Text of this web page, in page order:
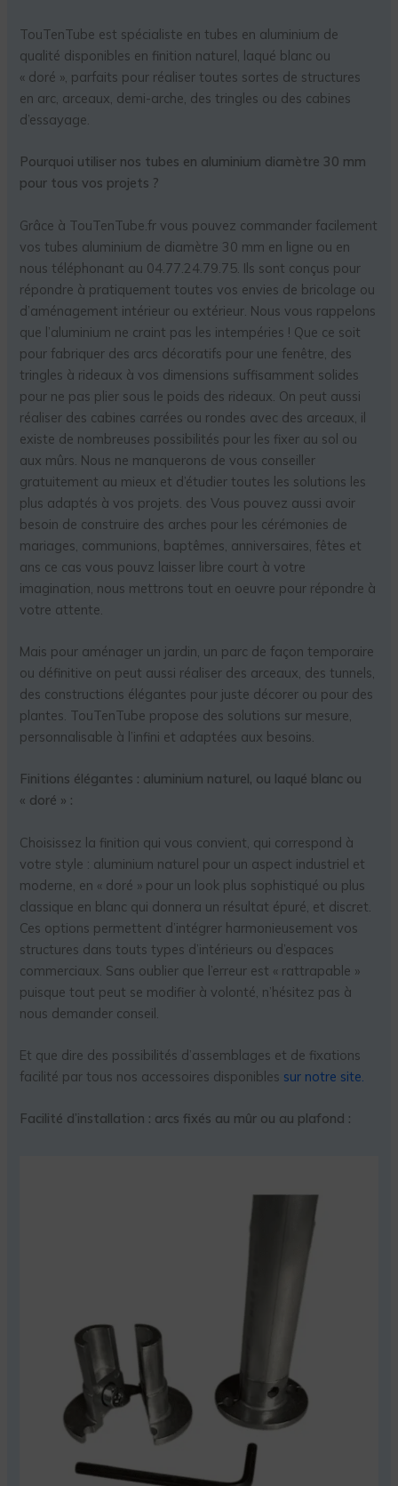
TouTenTube est spécialiste en tubes en aluminium de
qualité disponibles en finition naturel, laqué blanc ou
« doré », parfaits pour réaliser toutes sortes de structures
en arc, arceaux, demi-arche, des tringles ou des cabines
d’essayage.
Pourquoi utiliser nos tubes en aluminium diamètre 30 mm
pour tous vos projets ?
Grâce à TouTenTube.fr vous pouvez commander facilement
vos tubes aluminium de diamètre 30 mm en ligne ou en
nous téléphonant au 04.77.24.79.75. Ils sont conçus pour
répondre à pratiquement toutes vos envies de bricolage ou
d’aménagement intérieur ou extérieur. Nous vous rappelons
que l’aluminium ne craint pas les intempéries ! Que ce soit
pour fabriquer des arcs décoratifs pour une fenêtre, des
tringles à rideaux à vos dimensions suffisamment solides
pour ne pas plier sous le poids des rideaux. On peut aussi
réaliser des cabines carrées ou rondes avec des arceaux, il
existe de nombreuses possibilités pour les fixer au sol ou
aux mûrs. Nous ne manquerons de vous conseiller
gratuitement au mieux et d’étudier toutes les solutions les
plus adaptés à vos projets. des Vous pouvez aussi avoir
besoin de construire des arches pour les cérémonies de
mariages, communions, baptêmes, anniversaires, fêtes et
ans ce cas vous pouvz laisser libre court à votre
imagination, nous mettrons tout en oeuvre pour répondre à
votre attente.
Mais pour aménager un jardin, un parc de façon temporaire
ou définitive on peut aussi réaliser des arceaux, des tunnels,
des constructions élégantes pour juste décorer ou pour des
plantes. TouTenTube propose des solutions sur mesure,
personnalisable à l’infini et adaptées aux besoins.
Finitions élégantes : aluminium naturel, ou laqué blanc ou
« doré » :
Choisissez la finition qui vous convient, qui correspond à
votre style : aluminium naturel pour un aspect industriel et
moderne, en « doré » pour un look plus sophistiqué ou plus
classique en blanc qui donnera un résultat épuré, et discret.
Ces options permettent d’intégrer harmonieusement vos
structures dans touts types d’intérieurs ou d’espaces
commerciaux. Sans oublier que l’erreur est « rattrapable »
puisque tout peut se modifier à volonté, n’hésitez pas à
nous demander conseil.
Et que dire des possibilités d’assemblages et de fixations
facilité par tous nos accessoires disponibles sur notre site.
Facilité d’installation : arcs fixés au mûr ou au plafond :